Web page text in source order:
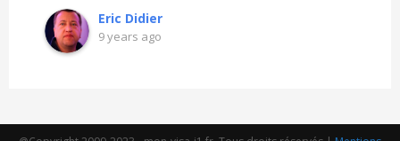
Eric Didier
9 years ago